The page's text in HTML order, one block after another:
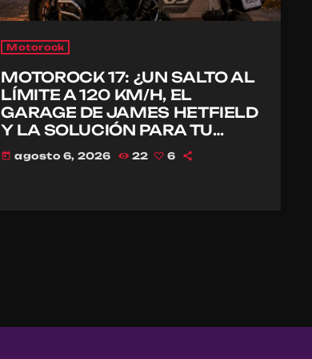
Motorock
MOTOROCK 17: ¿UN SALTO AL
LÍMITE A 120 KM/H, EL
GARAGE DE JAMES HETFIELD
Y LA SOLUCIÓN PARA TU
CASCO?
today agosto 6, 2026 22 6